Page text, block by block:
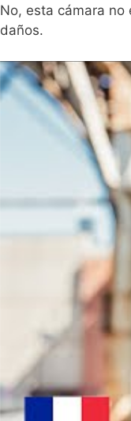
No, esta‍ cámara
daños.